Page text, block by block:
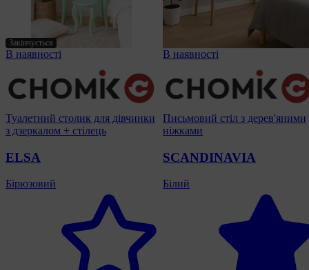
Закінчується
В наявності
Туалетний столик для дівчинки
з дзеркалом + стілець
ELSA
Бірюзовий
В наявності
Письмовий стіл з дерев'яними
ніжками
SCANDINAVIA
Білий